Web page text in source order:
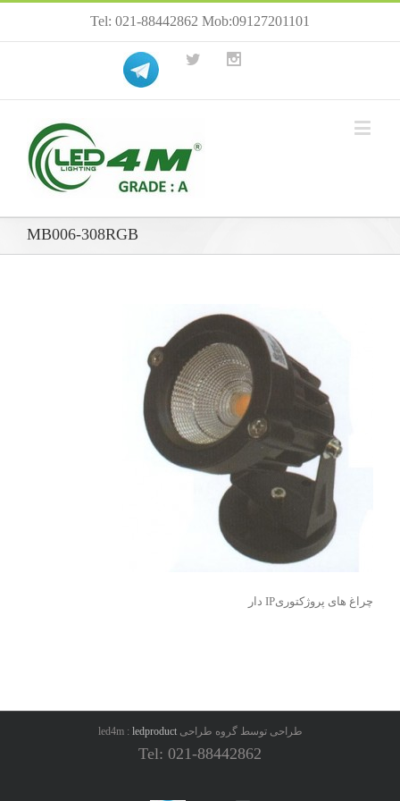
Tel: 021-88442862 Mob:09127201101
MB006-308RGB
چراغ های پروژکتوریIP دار
طراحی توسط گروه طراحی led4m :ledproduct
Tel: 021-88442862